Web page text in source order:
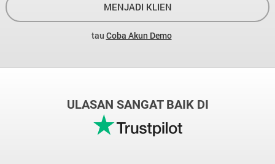
MENJADI KLIEN
tau Coba Akun Demo
ULASAN SANGAT BAIK DI